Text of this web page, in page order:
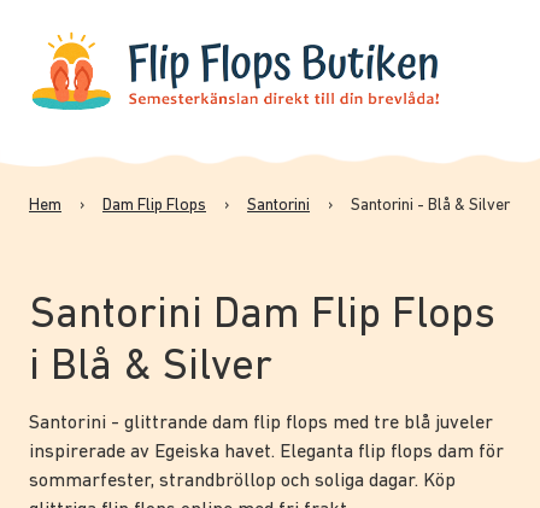
Hem › Dam Flip Flops › Santorini › Santorini - Blå & Silver
Santorini Dam Flip Flops
i Blå & Silver
Santorini - glittrande dam flip flops med tre blå juveler
inspirerade av Egeiska havet. Eleganta flip flops dam för
sommarfester, strandbröllop och soliga dagar. Köp